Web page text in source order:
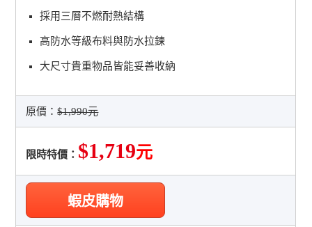
採用三層不燃耐熱結構
高防水等級布料與防水拉鍊
大尺寸貴重物品皆能妥善收納
原價：$1,990元
限時特價： $1,719元
蝦皮購物